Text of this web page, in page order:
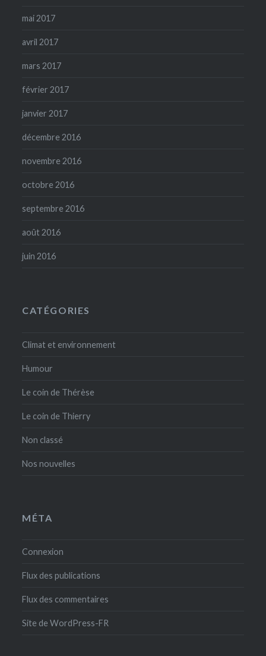
mai 2017
avril 2017
mars 2017
février 2017
janvier 2017
décembre 2016
novembre 2016
octobre 2016
septembre 2016
août 2016
juin 2016
CATÉGORIES
Climat et environnement
Humour
Le coin de Thérèse
Le coin de Thierry
Non classé
Nos nouvelles
MÉTA
Connexion
Flux des publications
Flux des commentaires
Site de WordPress-FR